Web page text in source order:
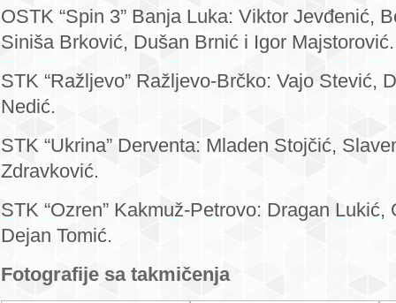
OSTK “Spin 3” Banja Luka: Viktor Jevđenić,
Siniša Brković, Dušan Brnić i Igor Majstorović.
STK “Ražljevo” Ražljevo-Brčko: Vajo Stević,
Nedić.
STK “Ukrina” Derventa: Mladen Stojčić,
Zdravković.
STK “Ozren” Kakmuž-Petrovo: Dragan Lukić,
Dejan Tomić.
Fotografije sa takmičenja